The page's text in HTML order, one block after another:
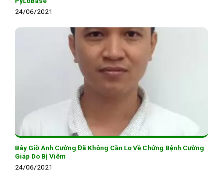
24/06/2021
Bây Giờ Anh Cường Đã Không Cần Lo Về Chứng Bệnh Cường
Giáp Do Bị Viêm
24/06/2021